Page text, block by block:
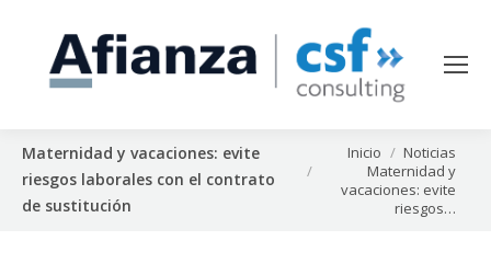
Maternidad y vacaciones: evite
riesgos laborales con el contrato
de sustitución
Estás aquí:Inicio
Noticias
Maternidad y
vacaciones: evite
riesgos…